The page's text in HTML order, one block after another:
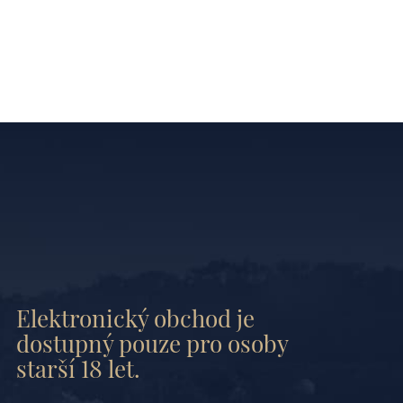
Elektronický obchod je
dostupný pouze pro osoby
starší 18 let.